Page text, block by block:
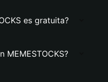
es gratuita?
MEMESTOCKS?